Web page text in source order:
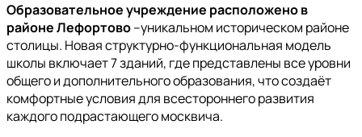
Образовательное учреждение расположено в
районе Лефортово–уникальном историческом районе
столицы. Новая структурно-функциональная модель
школы включает 7 зданий, где представлены все уровни
общего и дополнительного образования, что создаёт
комфортные условия для всестороннего развития
каждого подрастающего москвича.